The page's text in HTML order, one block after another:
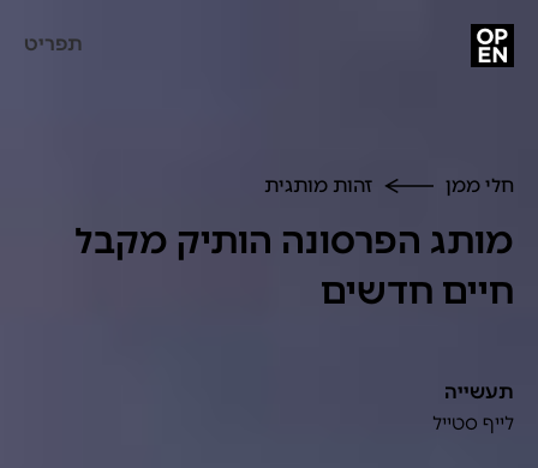
תפריט
חלי ממן זהות מותגית
מותג הפרסונה הותיק מקבל
חיים חדשים
תעשייה
לייף סטייל